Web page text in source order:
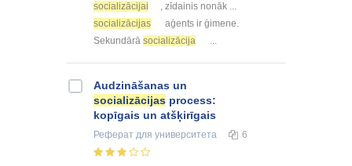
socializācijai
, zīdainis nonāk ...
socializācijas
aģents ir ģimene.
Sekundārā socializācija ...
Audzināšanas un
socializācijas process:
kopīgais un atšķirīgais
Реферат для университета 6